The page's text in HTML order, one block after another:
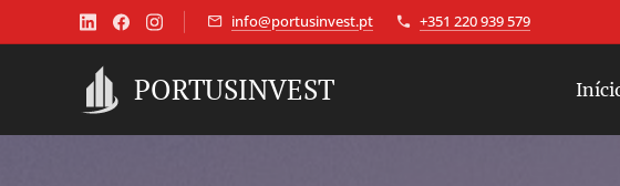
info@portusinvest.pt +351 220 939 579
PORTUSINVEST